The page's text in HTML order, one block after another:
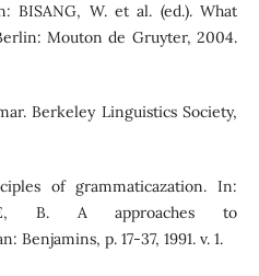
BISANG, W. et al. (ed.). What
Mouton de Gruyter, 2004.
Berkeley Linguistics Society,
of grammaticazation. In:
B. A approaches to
Benjamins, p. 17-37, 1991. v. 1.